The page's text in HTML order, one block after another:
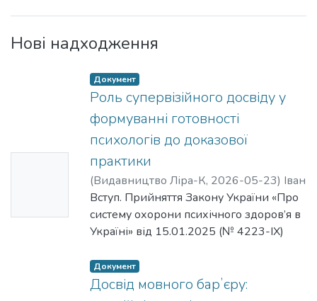
Нові надходження
Документ
Роль супервізійного досвіду у
формуванні готовності
психологів до доказової
практики
(Видавництво Ліра-К, 2026-05-23) Іван
Клименко, доктор психологічних наук,
завідувач, професор кафедри
психології Зіґмунд Фройд Університет
Вступ. Прийняття Закону України «Про
систему охорони психічного здоров’я в
Україні» від 15.01.2025 (№ 4223-IX)
психічного здоров’я, закріпивши на
законодавчому рівні пріоритет методів
Документ
Досвід мовного барʼєру: